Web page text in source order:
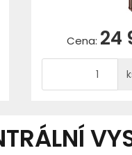
Cena: 24